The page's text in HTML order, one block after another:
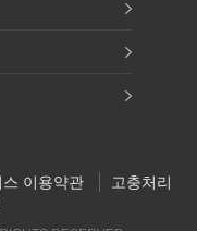
이용약관
고충처리